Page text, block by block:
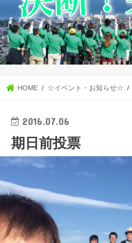
HOME ☆イベント・お知らせ☆
2016.07.06
期日前投票